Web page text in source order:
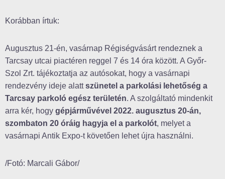
Korábban írtuk:
Augusztus 21-én, vasárnap Régiségvásárt rendeznek a
Tarcsay utcai piactéren reggel 7 és 14 óra között. A Győr-
Szol Zrt. tájékoztatja az autósokat, hogy a vasárnapi
rendezvény ideje alattszünetel a parkolási lehetőség a
Tarcsay parkoló egész területén. A szolgáltató mindenkit
arra kér, hogy gépjárművével 2022. augusztus 20-án,
szombaton 20 óráig hagyja el a parkolót, melyet a
vasárnapi Antik Expo-t követően lehet újra használni.
/Fotó: Marcali Gábor/